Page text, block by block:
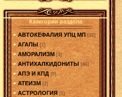
Категории раздела
АВТОКЕФАЛИЯ УПЦ МП [32]
АГАПЫ [1]
АМОРАЛИЗМ [3]
АНТИХАЛКИДОНИТЫ [46]
АПЭ И КПД [0]
АТЕИЗМ [2]
АСТРОЛОГИЯ [1]